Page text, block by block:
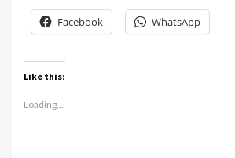
Facebook WhatsApp
Like this:
Loading...